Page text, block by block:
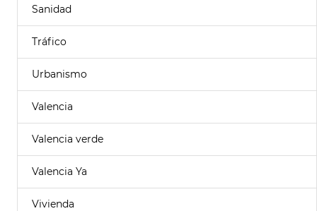
Sanidad
Tráfico
Urbanismo
Valencia
Valencia verde
Valencia Ya
Vivienda